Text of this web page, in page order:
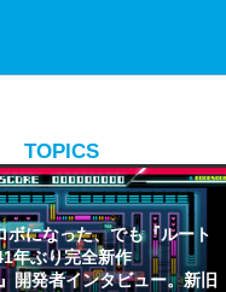
TOPICS
ボになった、でも『ルート
年ぶり完全新作
開発者インタビュー。新旧